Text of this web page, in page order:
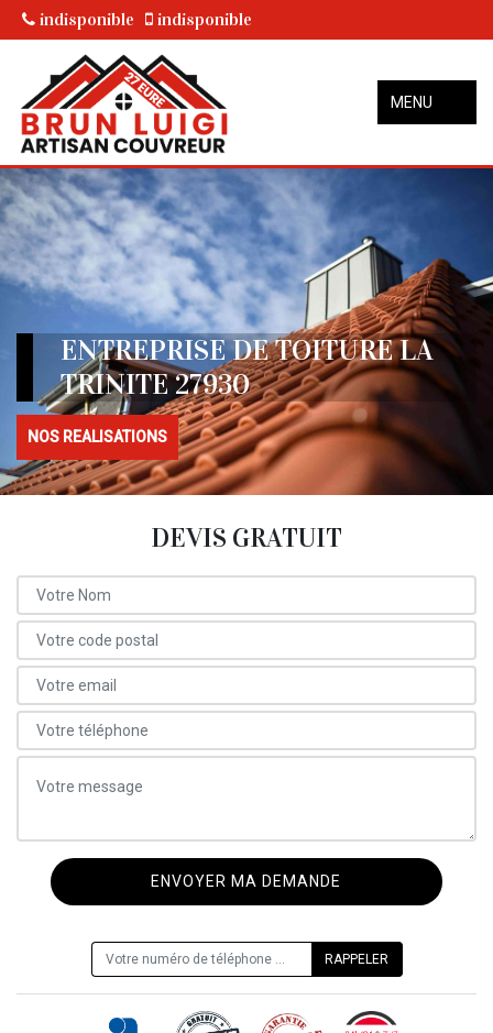
indisponible indisponible
MENU
ENTREPRISE DE TOITURE LA
TRINITE 27930
NOS REALISATIONS
DEVIS GRATUIT